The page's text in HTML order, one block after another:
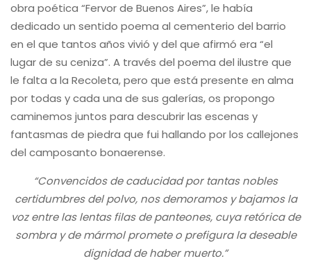
obra poética “Fervor de Buenos Aires”, le había
dedicado un sentido poema al cementerio del barrio
en el que tantos años vivió y del que afirmó era “el
lugar de su ceniza”. A través del poema del ilustre que
le falta a la Recoleta, pero que está presente en alma
por todas y cada una de sus galerías, os propongo
caminemos juntos para descubrir las escenas y
fantasmas de piedra que fui hallando por los callejones
del camposanto bonaerense.
“Convencidos de caducidad por tantas nobles
certidumbres del polvo, nos demoramos y bajamos la
voz entre las lentas filas de panteones, cuya retórica de
sombra y de mármol promete o prefigura la deseable
dignidad de haber muerto.”